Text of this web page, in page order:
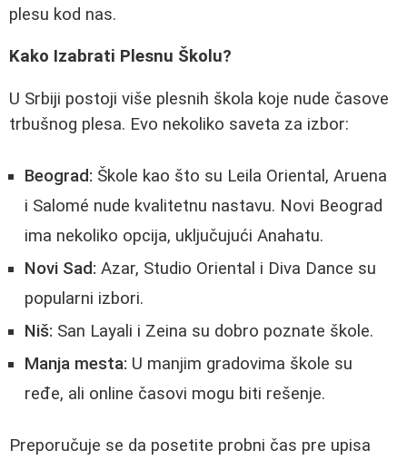
plesu kod nas.
Kako Izabrati Plesnu Školu?
U Srbiji postoji više plesnih škola koje nude časove
trbušnog plesa. Evo nekoliko saveta za izbor:
Beograd: Škole kao što su Leila Oriental, Aruena
i Salomé nude kvalitetnu nastavu. Novi Beograd
ima nekoliko opcija, uključujući Anahatu.
Novi Sad: Azar, Studio Oriental i Diva Dance su
popularni izbori.
Niš: San Layali i Zeina su dobro poznate škole.
Manja mesta: U manjim gradovima škole su
ređe, ali online časovi mogu biti rešenje.
Preporučuje se da posetite probni čas pre upisa